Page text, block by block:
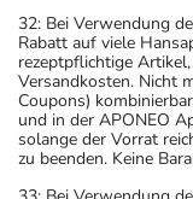
32: Bei Verwendung
Rabatt auf viele
rezeptpflichtige
Versandkosten. Nicht
Coupons)
und in der APONEO
solange der Vorrat
zu beenden. Keine